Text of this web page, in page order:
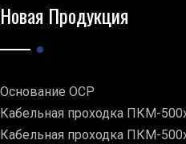
Новая Продукция
Основание ОСР
Кабельная проходка ПКМ-
Кабельная проходка ПКМ-